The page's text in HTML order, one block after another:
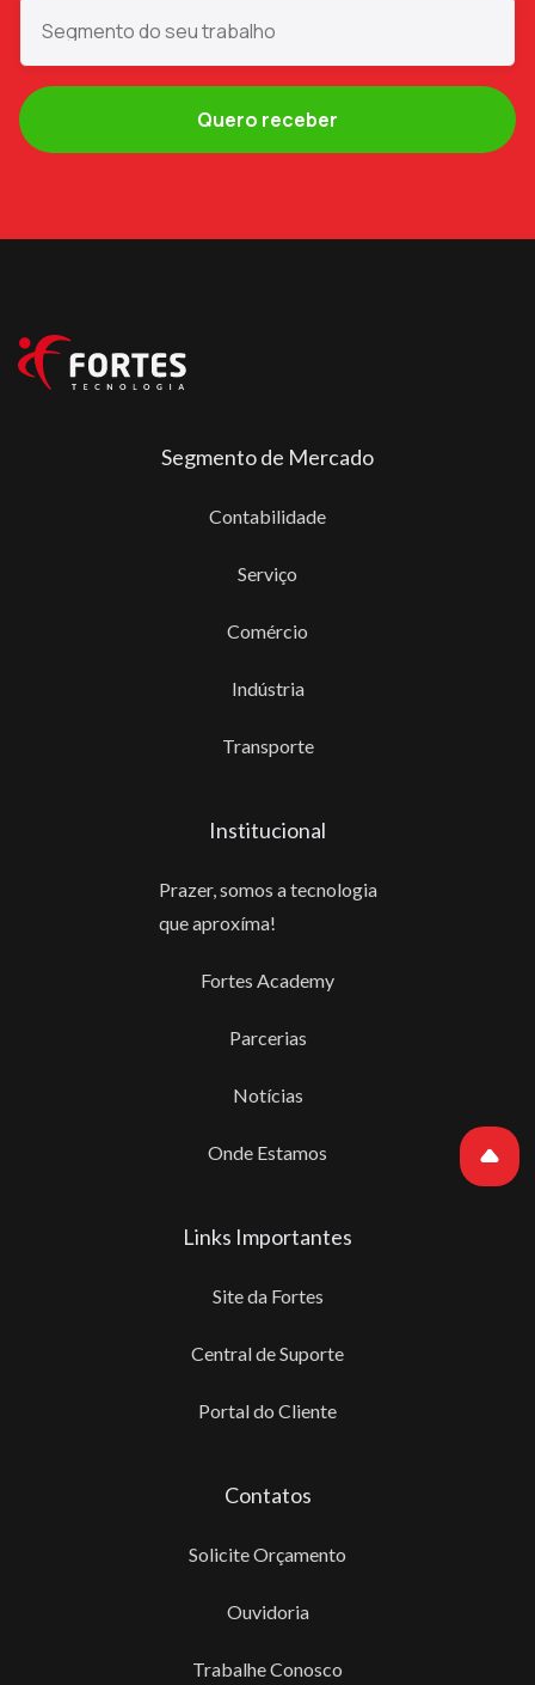
Segmento de Mercado
Contabilidade
Serviço
Comércio
Indústria
Transporte
Institucional
Prazer, somos a tecnologia
que aproxíma!
Fortes Academy
Parcerias
Notícias
Onde Estamos
Links Importantes
Site da Fortes
Central de Suporte
Portal do Cliente
Contatos
Solicite Orçamento
Ouvidoria
Trabalhe Conosco